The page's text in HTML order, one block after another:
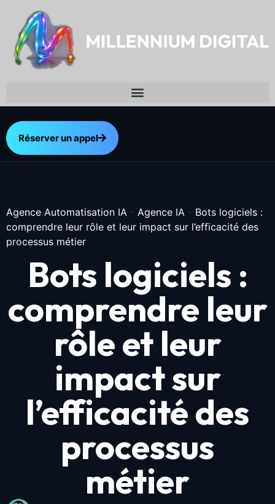
Réserver un appel
Agence Automatisation IA - Agence IA - Bots logiciels :
comprendre leur rôle et leur impact sur l’efficacité des
processus métier
Bots logiciels :
comprendre leur
rôle et leur
impact sur
l’efficacité des
processus
métier